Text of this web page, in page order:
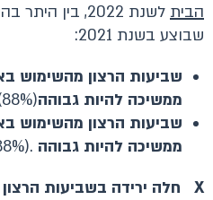
הבית
לשנת 2022, בין
שבוצע בשנת 2021:
שביעות הרצון מהשימוש
ממשיכה להיות גבוהה(88%) .
שביעות הרצון מהשימוש
ממשיכה להיות גבוהה .(88%)
X חלה ירידה בשביעות